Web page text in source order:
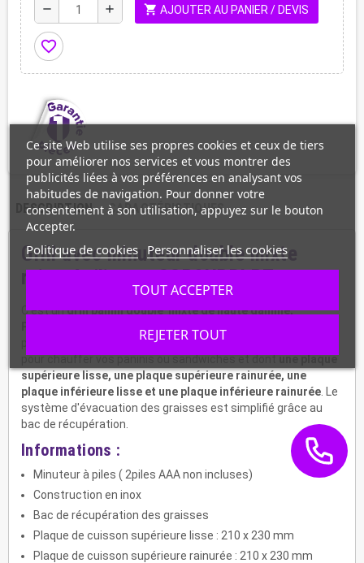
remove add shopping_cart AJOUTER AU PANIER / DEVIS
favorite_border
DESCRIPTION CARACTÉRISTIQUES
Grill avec minuteur double mixte
rainurée/lisse - CGP2HRBLPT
C'est ungrill panini double mixte de haute gamme,
plaques de cuisson inférieures.Un matériel professionnel
pour chauffer vos paninis ou sandwichesetdontune plaque
supérieure lisse, une plaque supérieure rainurée, une
plaque inférieure lisse et une plaque inférieure rainurée . Le
système d'évacuation des graisses est simplifié grâce au
bac de récupération.
Informations :
Minuteur à piles ( 2piles AAA non incluses)
Construction en inox
Bac de récupération des graisses
Plaque de cuisson supérieure lisse : 210 x 230 mm
Plaque de cuisson supérieure rainurée : 210 x 230 mm
Ce site Web utilise ses propres cookies et ceux de tiers
pour améliorer nos services et vous montrer des
publicités liées à vos préférences en analysant vos
habitudes de navigation. Pour donner votre
consentement à son utilisation, appuyez sur le bouton
Accepter.
Politique de cookies Personnaliser les cookies
REJETER TOUT
TOUT ACCEPTER